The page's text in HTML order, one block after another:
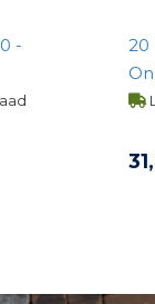
-
20
31,